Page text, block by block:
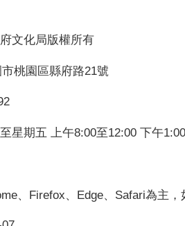
文化局版權所有
桃園區縣府路21號
星期五 上午8:00至12:00 下午
、Firefox、Edge、Safari為主，